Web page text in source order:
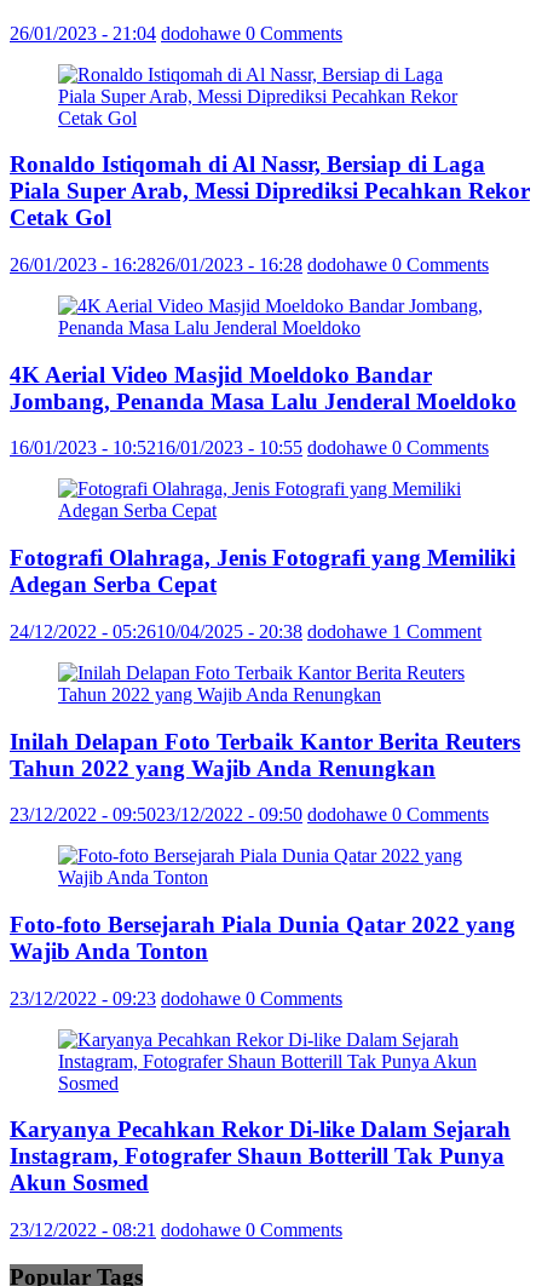
26/01/2023 - 21:04 dodohawe 0 Comments
Ronaldo Istiqomah di Al Nassr, Bersiap di Laga
Piala Super Arab, Messi Diprediksi Pecahkan Rekor
Cetak Gol
26/01/2023 - 16:2826/01/2023 - 16:28 dodohawe 0 Comments
4K Aerial Video Masjid Moeldoko Bandar
Jombang, Penanda Masa Lalu Jenderal Moeldoko
16/01/2023 - 10:5216/01/2023 - 10:55 dodohawe 0 Comments
Fotografi Olahraga, Jenis Fotografi yang Memiliki
Adegan Serba Cepat
24/12/2022 - 05:2610/04/2025 - 20:38 dodohawe 1 Comment
Inilah Delapan Foto Terbaik Kantor Berita Reuters
Tahun 2022 yang Wajib Anda Renungkan
23/12/2022 - 09:5023/12/2022 - 09:50 dodohawe 0 Comments
Foto-foto Bersejarah Piala Dunia Qatar 2022 yang
Wajib Anda Tonton
23/12/2022 - 09:23 dodohawe 0 Comments
Karyanya Pecahkan Rekor Di-like Dalam Sejarah
Instagram, Fotografer Shaun Botterill Tak Punya
Akun Sosmed
23/12/2022 - 08:21 dodohawe 0 Comments
Popular Tags